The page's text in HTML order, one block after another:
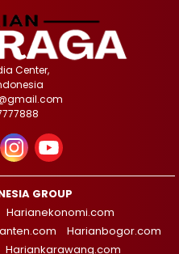
Center,
GROUP
Harianekonomi.com
Harianbogor.com
Hariankarawang.com